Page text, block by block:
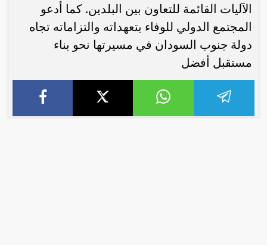
الآليات القائمة للتعاون بين البلدين. كما أدعو
المجتمع الدولي للوفاء بتعهداته والتزاماته تجاه
دولة جنوب السودان في مسيرتها نحو بناء
مستقبل أفضل